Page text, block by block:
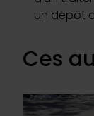
un dépôt
Ces